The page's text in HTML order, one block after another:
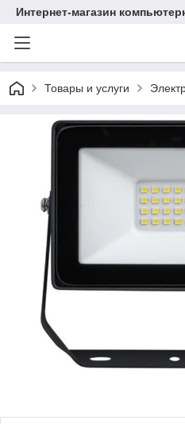
Интернет-магазин
Товары и услуги